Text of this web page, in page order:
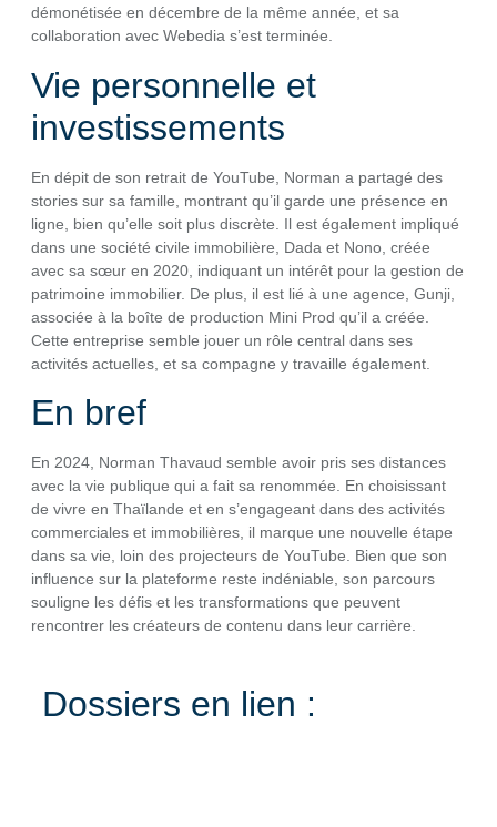
démonétisée en décembre de la même année, et sa
collaboration avec Webedia s’est terminée.
Vie personnelle et
investissements
En dépit de son retrait de YouTube, Norman a partagé des
stories sur sa famille, montrant qu’il garde une présence en
ligne, bien qu’elle soit plus discrète. Il est également impliqué
dans une société civile immobilière, Dada et Nono, créée
avec sa sœur en 2020, indiquant un intérêt pour la gestion de
patrimoine immobilier. De plus, il est lié à une agence, Gunji,
associée à la boîte de production Mini Prod qu’il a créée.
Cette entreprise semble jouer un rôle central dans ses
activités actuelles, et sa compagne y travaille également.
En bref
En 2024, Norman Thavaud semble avoir pris ses distances
avec la vie publique qui a fait sa renommée. En choisissant
de vivre en Thaïlande et en s’engageant dans des activités
commerciales et immobilières, il marque une nouvelle étape
dans sa vie, loin des projecteurs de YouTube. Bien que son
influence sur la plateforme reste indéniable, son parcours
souligne les défis et les transformations que peuvent
rencontrer les créateurs de contenu dans leur carrière.
Dossiers en lien :